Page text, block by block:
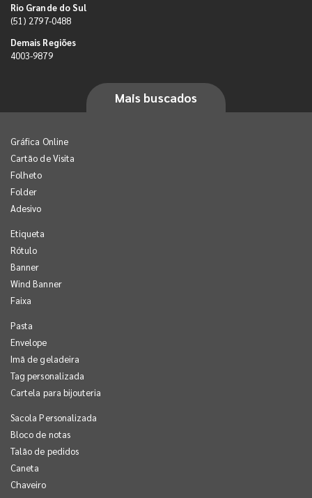
Rio Grande do Sul
(51) 2797-0488
Demais Regiões
4003-9879
Mais buscados
Gráfica Online
Cartão de Visita
Folheto
Folder
Adesivo
Etiqueta
Rótulo
Banner
Wind Banner
Faixa
Pasta
Envelope
Imã de geladeira
Tag personalizada
Cartela para bijouteria
Sacola Personalizada
Bloco de notas
Talão de pedidos
Caneta
Chaveiro